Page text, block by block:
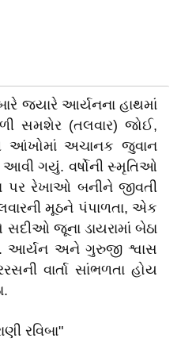
જ્યારે આર્યનના હાથમાં
સમશેર (તલવાર) જોઈ,
આંખોમાં અચાનક જુવાન
આવી ગયું. વર્ષોની સ્મૃતિઓ
પર રેખાઓ બનીને જીવતી
મૂઠને પંપાળતા, એક
જૂના ડાયરામાં બેઠા
આર્યન અને ગુરુજી શ્વાસ
વાર્તા સાંભળતા હોય
રવિબા"